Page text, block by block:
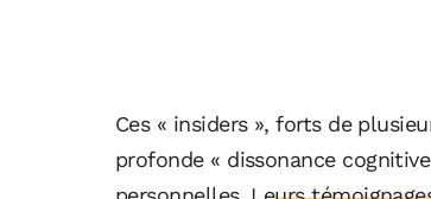
Ces « insiders », forts de
profonde « dissonance